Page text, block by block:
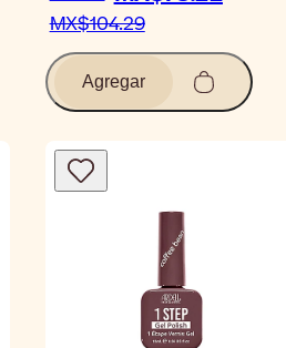
MX$104.29
Agregar